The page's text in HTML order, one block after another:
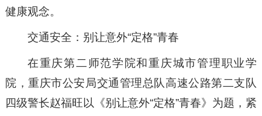
健康观念。
交通安全：别让意外“定格”青春
在重庆第二师范学院和重庆城市管理职业学
院，重庆市公安局交通管理总队高速公路第二支队
四级警长赵福旺以《别让意外“定格”青春》为题，紧